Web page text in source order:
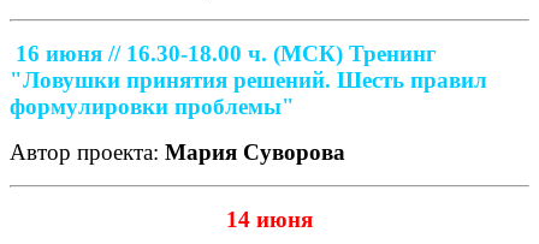
16 июня // 16.30-18.00 ч. (МСК) Тренинг
"Ловушки принятия решений. Шесть правил
формулировки проблемы"
Автор проекта: Мария Суворова
14 июня